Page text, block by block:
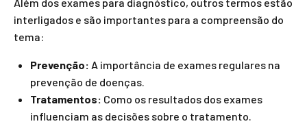
interligados e são importantes para a compreensão do
tema:
Prevenção: A importância de exames regulares na
prevenção de doenças.
Tratamentos: Como os resultados dos exames
influenciam as decisões sobre o tratamento.